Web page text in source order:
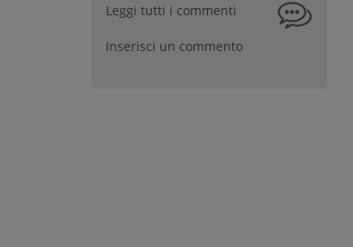
Leggi tutti i commenti
Inserisci un commento